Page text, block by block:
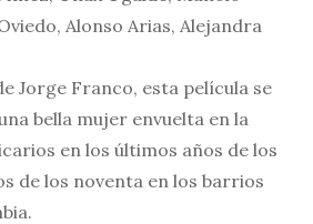
Alonso Arias, Alejandra
Jorge Franco, esta película se
bella mujer envuelta en la
en los últimos años de los
de los noventa en los barrios